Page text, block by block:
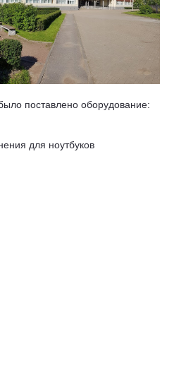
поставлено оборудование:
для ноутбуков